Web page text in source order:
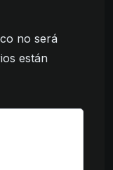
no será
están